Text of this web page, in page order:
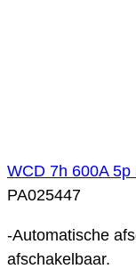
WCD 7h 600A 5p
PA025447
-Automatische
afschakelbaar.